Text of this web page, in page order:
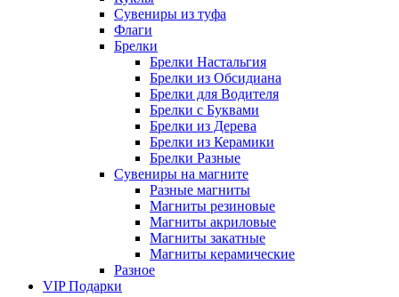
Сувениры из туфа
Флаги
Брелки
Брелки Настальгия
Брелки из Обсидиана
Брелки для Водителя
Брелки с Буквами
Брелки из Дерева
Брелки из Керамики
Брелки Разные
Сувениры на магните
Разные магниты
Магниты резиновые
Магниты акриловые
Магниты закатные
Магниты керамические
Разное
VIP Подарки